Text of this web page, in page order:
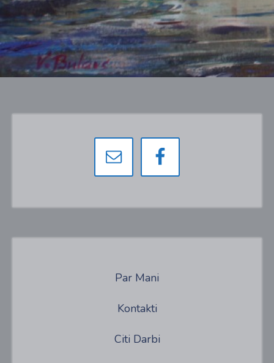
Par Mani
Kontakti
Citi Darbi